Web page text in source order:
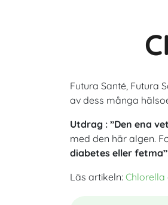
Futura Santé, Futura
av dess många
Utdrag : ”Den ena
med den här algen.
diabetes eller
Läs artikeln: Chlorella